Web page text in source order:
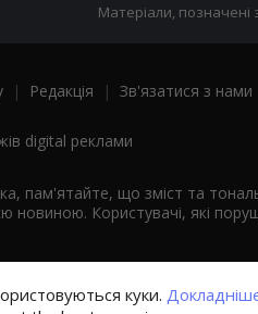
Матеріали,
| Редакція | Зв'язатися з нами
digital реклами
пам'ятайте, що зміст та
новиною. Користувачі, які
куки.